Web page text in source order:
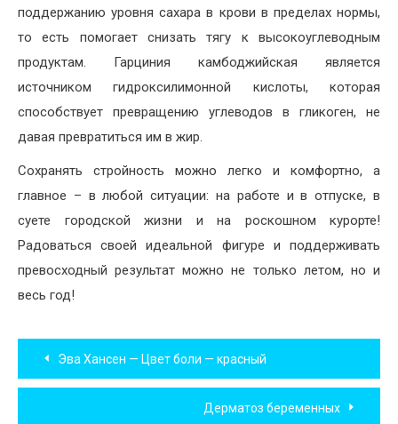
поддержанию уровня сахара в крови в пределах нормы,
то есть помогает снизать тягу к высокоуглеводным
продуктам. Гарциния камбоджийская является
источником гидроксилимонной кислоты, которая
способствует превращению углеводов в гликоген, не
давая превратиться им в жир.
Сохранять стройность можно легко и комфортно, а
главное – в любой ситуации: на работе и в отпуске, в
суете городской жизни и на роскошном курорте!
Радоваться своей идеальной фигуре и поддерживать
превосходный результат можно не только летом, но и
весь год!
Навигация
по
Эва Хансен — Цвет боли — красный
Дерматоз беременных